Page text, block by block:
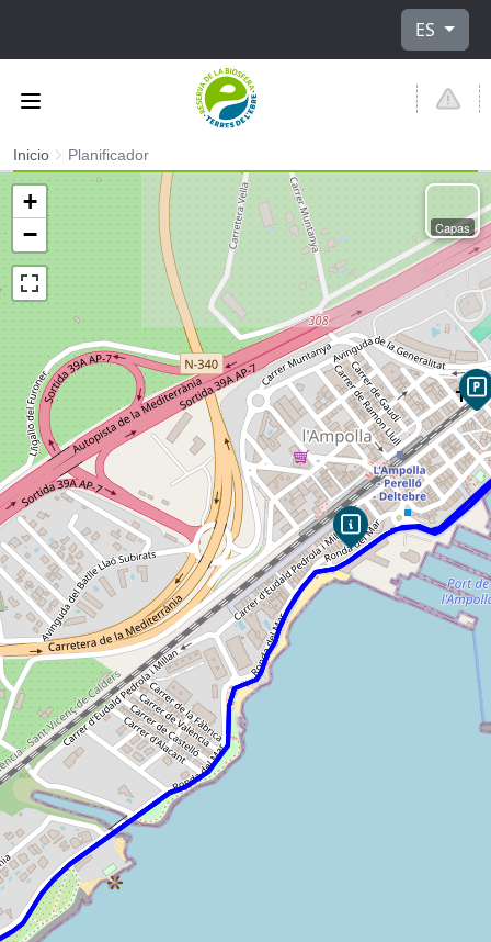
ES
Inicio Planificador
+
−
Capas